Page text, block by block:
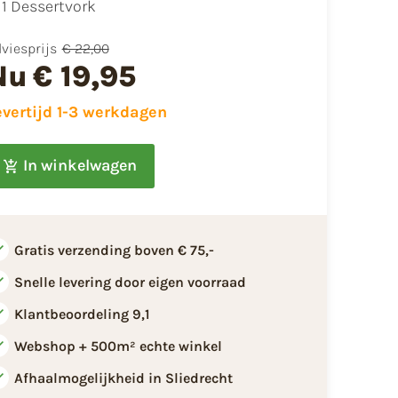
1 Dessertvork
€ 22,00
€ 19,95
1-3 werkdagen
In winkelwagen
Gratis verzending boven € 75,-
Snelle levering door eigen voorraad
Klantbeoordeling 9,1
Webshop + 500m² echte winkel
Afhaalmogelijkheid in Sliedrecht